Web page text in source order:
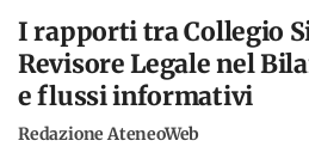
I rapporti tra Collegio
Revisore Legale nel
e flussi informativi
Redazione AteneoWeb